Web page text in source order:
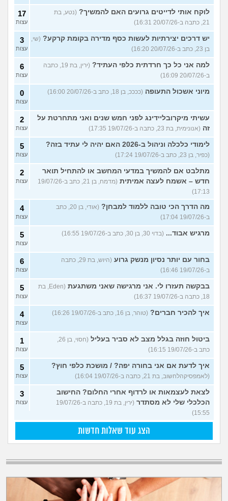
לוקח אותי לדייטים גרועים האם להמשיך? (נטע, בת
21, כתבה ב-20/07/26 16:31)
17
עצות
יש דרכים יצירתיות לעשות כסף מדירה בקומת קרקע? (שי,
בן 23, כתב ב-20/07/26 16:20)
3
עצות
למה אני כל כך חרדתית כלפי העתיד?
(ירין, בת 19, כתבה
ב-20/07/26 16:09)
6
עצות
מיוני אשכול התעופה (ככככ, בן 18, כתב ב-20/07/26 16:00) 0
עצות
עשיתי מיקרובליידינג לפני חמש שנים ואני מתחרטת על
זה (אנונימית, בת 23, כתבה ב-19/07/26 17:35)
2
עצות
לימודי כלכלה וניהול ב-2026 האם יהיה לי עתיד בזה?
(כפיר, בן 23, כתב ב-19/07/26 17:24)
5
עצות
מתלבט אם להמשיך במדעי המחשב או להתחיל תואר
חדש – אשמח לעצה אמיתית
(מדמח, בן 21, כתב ב-19/07/26
17:13)
2
עצות
מה הדרך הכי טובה ללמוד למבחן?
(אודי, בן 20, כתב
ב-19/07/26 17:04)
4
עצות
מרגיש אבוד... (בדוי 30, בן 30, כתב ב-19/07/26 16:55) 5
עצות
בחור עם יותר נסיון מנשק גרוע
(היוש, בת 29, כתבה
ב-19/07/26 16:46)
6
עצות
בבקשה תעזרו לי. אני מרגישה שאני משתגעת
(Eden, בת
18, כתבה ב-19/07/26 16:37)
5
עצות
איך להכיר חברים? (טוהר, בן 16, כתב ב-19/07/26 16:26) 4
עצות
ביטול חוזה בגלל מצב לא סביר בעליל
כתב ב-19/07/26 16:15)
1
עצות
איך לדעת אם אני בחורה יפה? / מושכת כלפי חוץ?
(לאמפסיקהלחשוב, בת 21, כתבה ב-19/07/26 16:04)
5
עצות
לצאת לעצמאות או לרדוף אחרי החלום? החישוב
הכלכלי שלי לא מסתדר
(ירין, בת 19, כתבה ב-19/07/26
15:55)
3
עצות
הצג עוד שאלות חדשות